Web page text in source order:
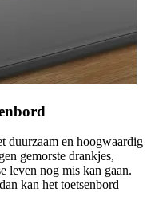
duurzaam en hoogwaardig
gemorste drankjes,
leven nog mis kan gaan.
kan het toetsenbord